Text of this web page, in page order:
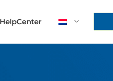
HelpCenter